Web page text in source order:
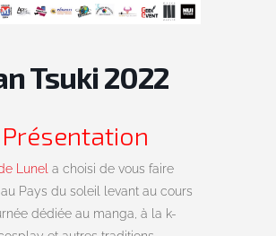
Tsuki 2022
Présentation
Lunel a choisi de vous faire
Pays du soleil levant au cours
dédiée au manga, à la k-